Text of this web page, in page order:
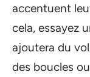
accentuent
cela, essayez
ajoutera du
des boucles